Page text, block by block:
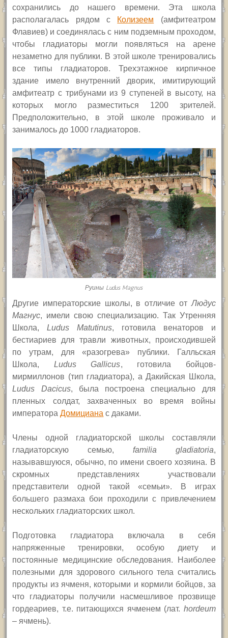
сохранились до нашего времени. Эта школа
располагалась рядом с
Колизеем (амфитеатром
Флавиев) и соединялась с ним подземным проходом,
чтобы гладиаторы могли появляться на арене
незаметно для публики. В этой школе тренировались
все типы гладиаторов. Трехэтажное кирпичное
здание имело внутренний дворик, имитирующий
амфитеатр с трибунами из 9 ступеней в высоту, на
которых могло разместиться 1200 зрителей.
Предположительно, в этой школе проживало и
занималось до 1000 гладиаторов.
Руины Ludus Magnus
Другие императорские школы, в отличие отЛюдус
Магнус, имели свою специализацию. Так Утренняя
Школа,Ludus Matutinus, готовила венаторов и
бестиариев для травли животных, происходившей
по утрам, для «разогрева» публики. Галльская
Школа, Ludus Gallicus, готовила бойцов-
мирмиллонов (тип гладиатора), а Дакийская Школа,
Ludus Dacicus, была построена специально для
пленных солдат, захваченных во время войны
императораДомициана с даками.
Члены одной гладиаторской школы составляли
гладиаторскую семью, familia gladiatoria,
называвшуюся, обычно, по имени своего хозяина. В
скромных представлениях участвовали
представители одной такой «семьи». В играх
большего размаха бои проходили с привлечением
нескольких гладиаторских школ.
Подготовка гладиатора включала в себя
напряженные тренировки, особую диету и
постоянные медицинские обследования. Наиболее
полезными для здорового сильного тела считались
продукты из ячменя, которыми и кормили бойцов, за
что гладиаторы получили насмешливое прозвище
гордеариев, т.е. питающихся ячменем (лат. hordeum
– ячмень).